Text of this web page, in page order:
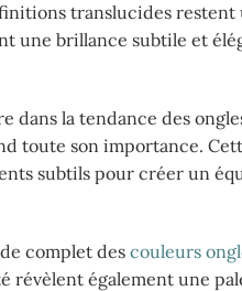
translucides
brillance subtile et
dans la tendance des
toute son importance.
subtils pour créer un
complet des couleurs
également une